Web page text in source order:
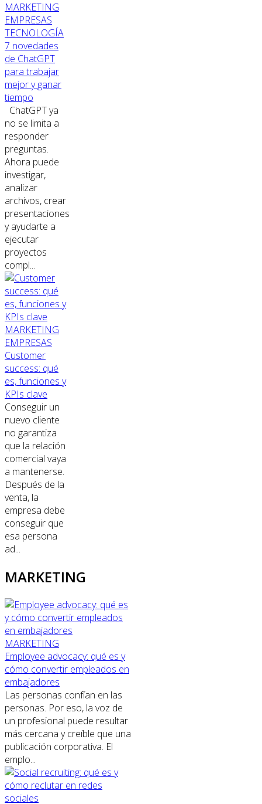
MARKETING
EMPRESAS
TECNOLOGÍA
7 novedades
de ChatGPT
para trabajar
mejor y ganar
tiempo
ChatGPT ya
no se limita a
responder
preguntas.
Ahora puede
investigar,
analizar
archivos, crear
presentaciones
y ayudarte a
ejecutar
proyectos
compl...
MARKETING
EMPRESAS
Customer
success: qué
es, funciones y
KPIs clave
Conseguir un
nuevo cliente
no garantiza
que la relación
comercial vaya
a mantenerse.
Después de la
venta, la
empresa debe
conseguir que
esa persona
ad...
MARKETING
MARKETING
Employee advocacy: qué es y
cómo convertir empleados en
embajadores
Las personas confían en las
personas. Por eso, la voz de
un profesional puede resultar
más cercana y creíble que una
publicación corporativa. El
emplo...